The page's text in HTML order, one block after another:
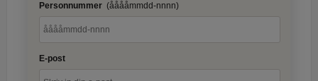
Personnummer (ååååmmdd-nnnn)
E-post